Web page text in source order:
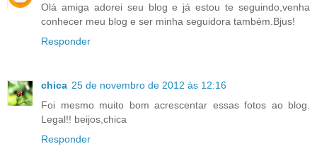
Olá amiga adorei seu blog e já estou te seguindo,venha
conhecer meu blog e ser minha seguidora também.Bjus!
Responder
chica 25 de novembro de 2012 às 12:16
Foi mesmo muito bom acrescentar essas fotos ao blog.
Legal!! beijos,chica
Responder